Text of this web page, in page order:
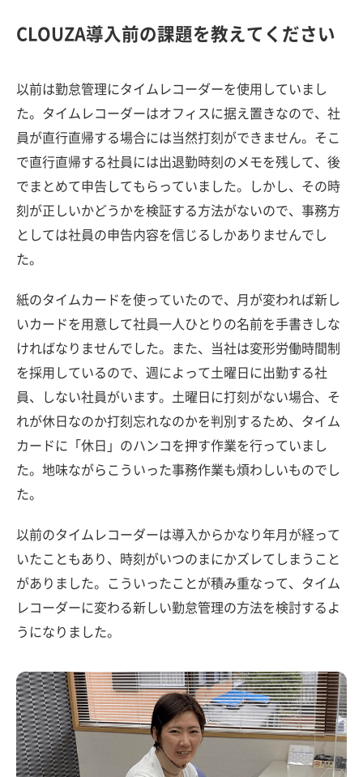
CLOUZA導入前の課題を教えてください
以前は勤怠管理にタイムレコーダーを使用していまし
た。タイムレコーダーはオフィスに据え置きなので、社
員が直行直帰する場合には当然打刻ができません。そこ
で直行直帰する社員には出退勤時刻のメモを残して、後
でまとめて申告してもらっていました。しかし、その時
刻が正しいかどうかを検証する方法がないので、事務方
としては社員の申告内容を信じるしかありませんでし
た。
紙のタイムカードを使っていたので、月が変われば新し
いカードを用意して社員一人ひとりの名前を手書きしな
ければなりませんでした。また、当社は変形労働時間制
を採用しているので、週によって土曜日に出勤する社
員、しない社員がいます。土曜日に打刻がない場合、そ
れが休日なのか打刻忘れなのかを判別するため、タイム
カードに「休日」のハンコを押す作業を行っていまし
た。地味ながらこういった事務作業も煩わしいものでし
た。
以前のタイムレコーダーは導入からかなり年月が経って
いたこともあり、時刻がいつのまにかズレてしまうこと
がありました。こういったことが積み重なって、タイム
レコーダーに変わる新しい勤怠管理の方法を検討するよ
うになりました。